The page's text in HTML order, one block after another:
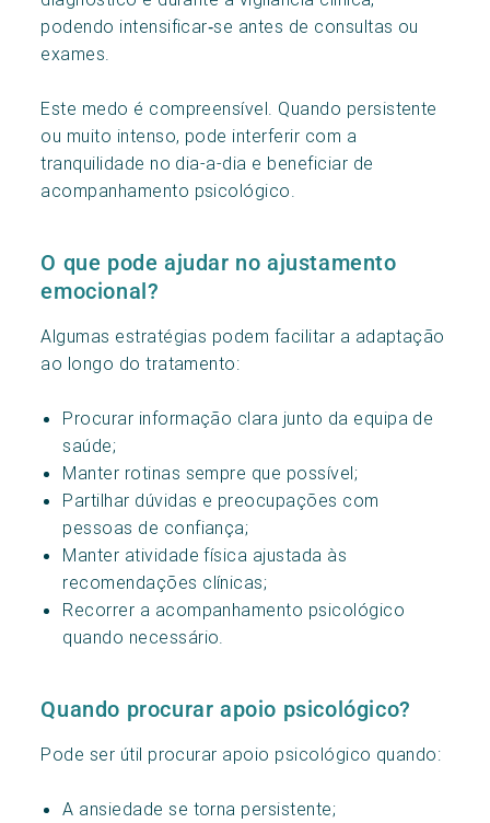
podendo intensificar‑se antes de consultas ou
exames.
Este medo é compreensível. Quando persistente
ou muito intenso, pode interferir com a
tranquilidade no dia-a-dia e beneficiar de
acompanhamento psicológico.
O que pode ajudar no ajustamento
emocional?
Algumas estratégias podem facilitar a adaptação
ao longo do tratamento:
Procurar informação clara junto da equipa de
saúde;
Manter rotinas sempre que possível;
Partilhar dúvidas e preocupações com
pessoas de confiança;
Manter atividade física ajustada às
recomendações clínicas;
Recorrer a acompanhamento psicológico
quando necessário.
Quando procurar apoio psicológico?
Pode ser útil procurar apoio psicológico quando:
A ansiedade se torna persistente;